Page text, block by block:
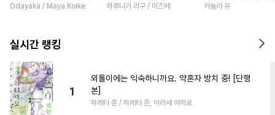
받고 있습니다 [단행본]
Odayaka / Maya Koike 하루나기 리구 / 미즈메
본]
카놀라 유
실시간 랭킹
1
외톨이에는 익숙하니까요. 약혼자 방치 중! [단행
본]
하레타 준 / 하레타 준, 아라세 야히로